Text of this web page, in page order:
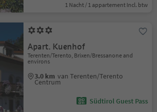
1 Nacht / 1 appartement Incl. btw
Apart. Kuenhof
Terenten/Terento, Brixen/Bressanone and
environs
3.0 km van Terenten/Terento
Centrum
Südtirol Guest Pass